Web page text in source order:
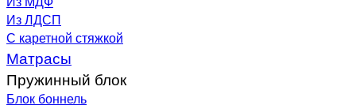
Из ЛДСП
С каретной стяжкой
Матрасы
Пружинный блок
Блок боннель